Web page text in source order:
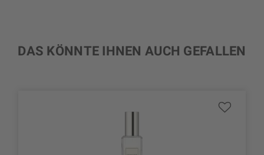
DAS KÖNNTE IHNEN AUCH GEFALLEN